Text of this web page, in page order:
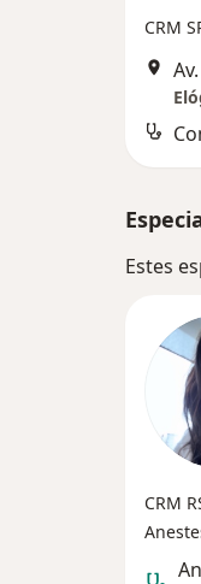
CRM
Estes
CRM